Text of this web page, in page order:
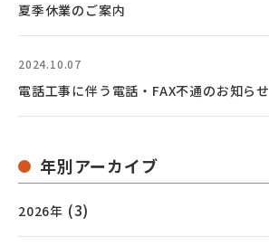
夏季休業のご案内
2024.10.07
電話工事に伴う電話・FAX不通のお知らせ
年別アーカイブ
2026年 (3)